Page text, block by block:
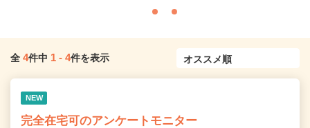
全 4件中 1 - 4件を表示
NEW
完全在宅可のアンケートモニター